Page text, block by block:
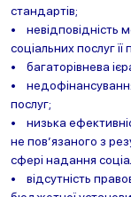
стандартів;
• невідповідність
соціальних послуг
• багаторівнева
•
послуг;
• низька
не пов’язаного з
сфері надання
• відсутність